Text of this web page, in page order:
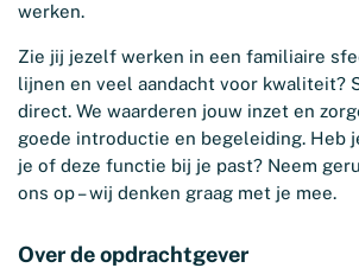
werken.
Zie jij jezelf werken in een familiaire
lijnen en veel aandacht voor kwaliteit?
direct. We waarderen jouw inzet en
goede introductie en begeleiding. Heb
je of deze functie bij je past? Neem
ons op – wij denken graag met je mee.
Over de opdrachtgever